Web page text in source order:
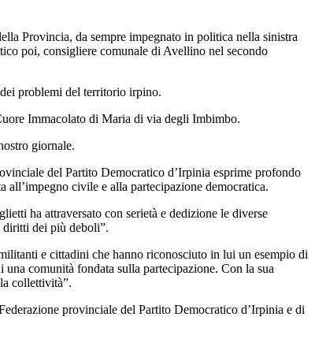
Provincia, da sempre impegnato in politica nella sinistra
poi, consigliere comunale di Avellino nel secondo
problemi del territorio irpino.
Immacolato di Maria di via degli Imbimbo.
giornale.
del Partito Democratico d’Irpinia esprime profondo
civile e alla partecipazione democratica.
ha attraversato con serietà e dedizione le diverse
diritti dei più deboli”.
e cittadini che hanno riconosciuto in lui un esempio di
comunità fondata sulla partecipazione. Con la sua
collettività”.
provinciale del Partito Democratico d’Irpinia e di